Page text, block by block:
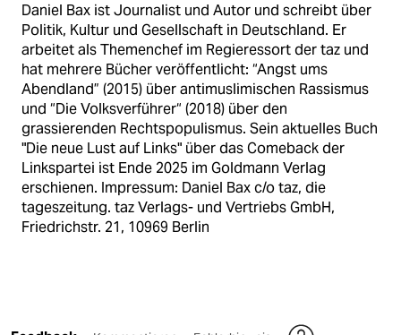
Daniel Bax ist Journalist und Autor und schreibt über
Politik, Kultur und Gesellschaft in Deutschland. Er
arbeitet als Themenchef im Regieressort der taz und
hat mehrere Bücher veröffentlicht: “Angst ums
Abendland” (2015) über antimuslimischen Rassismus
und “Die Volksverführer“ (2018) über den
grassierenden Rechtspopulismus. Sein aktuelles Buch
"Die neue Lust auf Links" über das Comeback der
Linkspartei ist Ende 2025 im Goldmann Verlag
erschienen. Impressum: Daniel Bax c/o taz, die
tageszeitung. taz Verlags- und Vertriebs GmbH,
Friedrichstr. 21, 10969 Berlin